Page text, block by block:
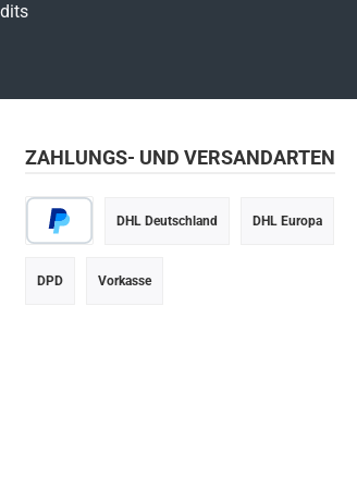
ZAHLUNGS- UND VERSANDARTEN
Vorkasse
DHL Deutschland DHL Europa
DPD